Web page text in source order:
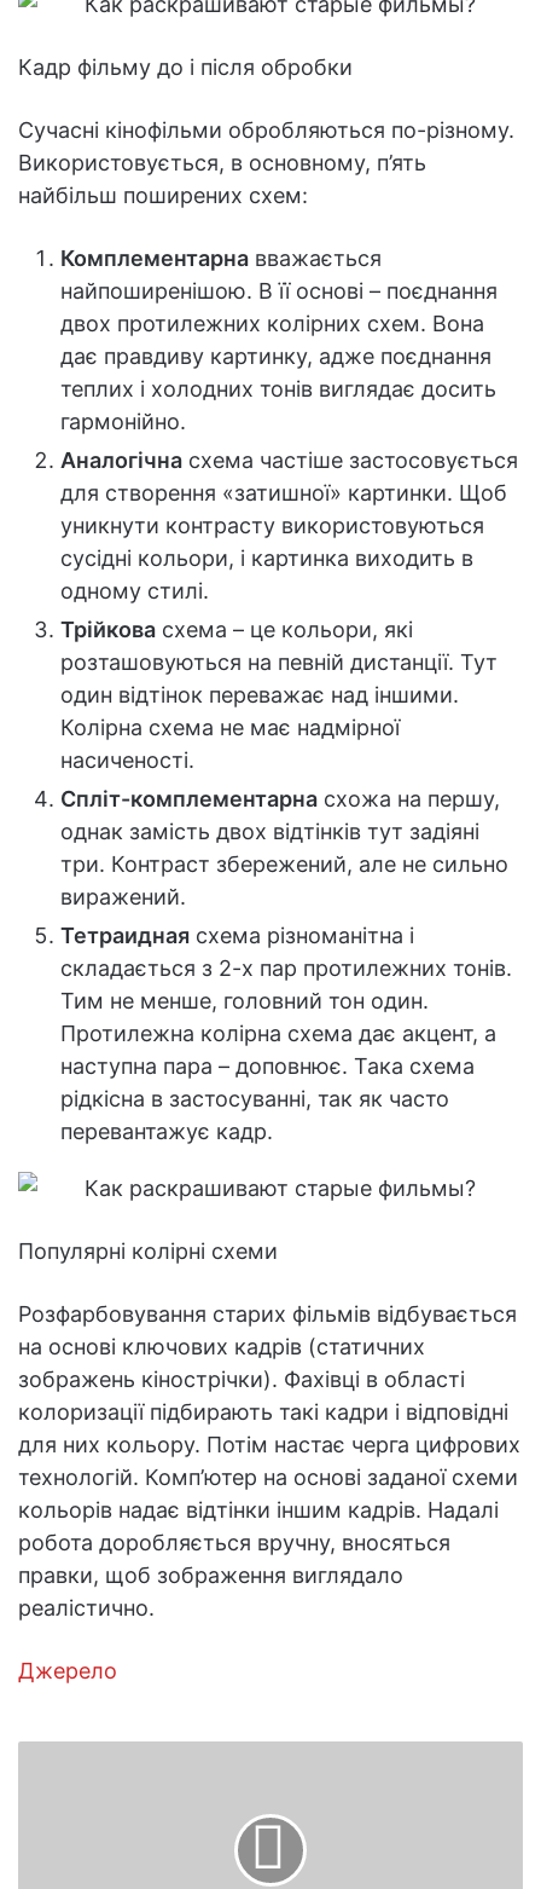
Кадр фільму до і після обробки
Сучасні кінофільми обробляються по-різному.
Використовується, в основному, п’ять
найбільш поширених схем:
Комплементарна вважається
найпоширенішою. В її основі – поєднання
двох протилежних колірних схем. Вона
дає правдиву картинку, адже поєднання
теплих і холодних тонів виглядає досить
гармонійно.
Аналогічна схема частіше застосовується
для створення «затишної» картинки. Щоб
уникнути контрасту використовуються
сусідні кольори, і картинка виходить в
одному стилі.
Трійкова схема – це кольори, які
розташовуються на певній дистанції. Тут
один відтінок переважає над іншими.
Колірна схема не має надмірної
насиченості.
Спліт-комплементарна схожа на першу,
однак замість двох відтінків тут задіяні
три. Контраст збережений, але не сильно
виражений.
Тетраидная схема різноманітна і
складається з 2-х пар протилежних тонів.
Тим не менше, головний тон один.
Протилежна колірна схема дає акцент, а
наступна пара – доповнює. Така схема
рідкісна в застосуванні, так як часто
перевантажує кадр.
Популярні колірні схеми
Розфарбовування старих фільмів відбувається
на основі ключових кадрів (статичних
зображень кінострічки). Фахівці в області
колоризації підбирають такі кадри і відповідні
для них кольору. Потім настає черга цифрових
технологій. Комп’ютер на основі заданої схеми
кольорів надає відтінки іншим кадрів. Надалі
робота доробляється вручну, вносяться
правки, щоб зображення виглядало
реалістично.
Джерело